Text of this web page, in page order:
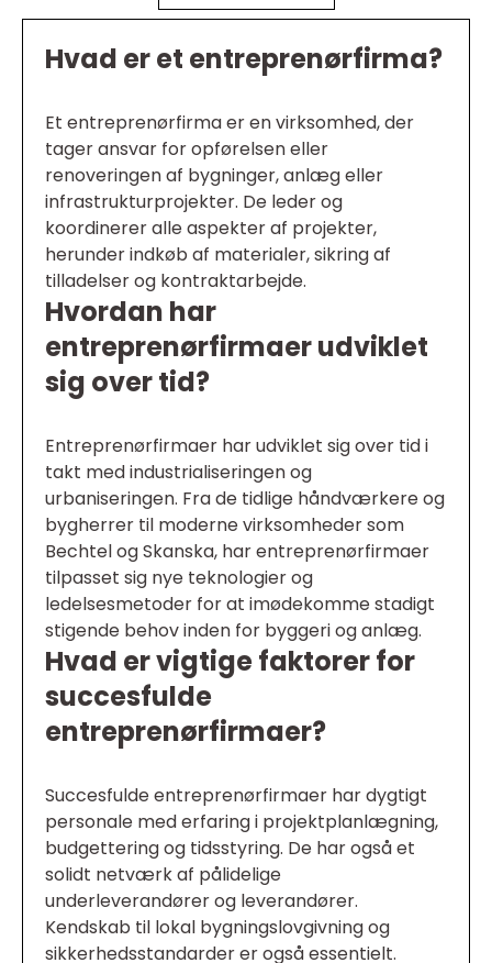
Hvad er et entreprenørfirma?
Et entreprenørfirma er en virksomhed, der
tager ansvar for opførelsen eller
renoveringen af bygninger, anlæg eller
infrastrukturprojekter. De leder og
koordinerer alle aspekter af projekter,
herunder indkøb af materialer, sikring af
tilladelser og kontraktarbejde.
Hvordan har
entreprenørfirmaer udviklet
sig over tid?
Entreprenørfirmaer har udviklet sig over tid i
takt med industrialiseringen og
urbaniseringen. Fra de tidlige håndværkere og
bygherrer til moderne virksomheder som
Bechtel og Skanska, har entreprenørfirmaer
tilpasset sig nye teknologier og
ledelsesmetoder for at imødekomme stadigt
stigende behov inden for byggeri og anlæg.
Hvad er vigtige faktorer for
succesfulde
entreprenørfirmaer?
Succesfulde entreprenørfirmaer har dygtigt
personale med erfaring i projektplanlægning,
budgettering og tidsstyring. De har også et
solidt netværk af pålidelige
underleverandører og leverandører.
Kendskab til lokal bygningslovgivning og
sikkerhedsstandarder er også essentielt.